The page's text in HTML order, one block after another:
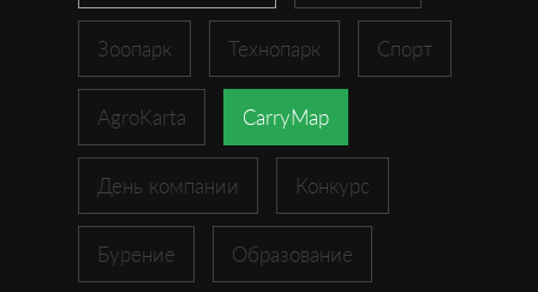
Зоопарк Технопарк Спорт
AgroKarta CarryMap
День компании Конкурс
Бурение Образование